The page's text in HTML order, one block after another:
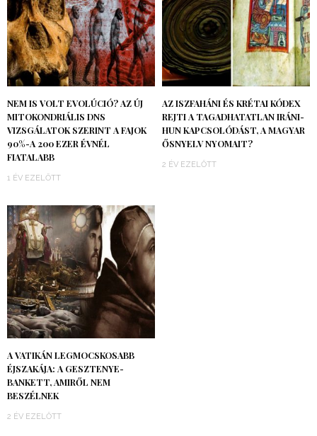
NEM IS VOLT EVOLÚCIÓ? AZ ÚJ
MITOKONDRIÁLIS DNS
VIZSGÁLATOK SZERINT A FAJOK
90%-A 200 EZER ÉVNÉL
FIATALABB
1 ÉV EZELŐTT
AZ ISZFAHÁNI ÉS KRÉTAI KÓDEX
REJTI A TAGADHATATLAN IRÁNI-
HUN KAPCSOLÓDÁST, A MAGYAR
ŐSNYELV NYOMAIT?
2 ÉV EZELŐTT
A VATIKÁN LEGMOCSKOSABB
ÉJSZAKÁJA: A GESZTENYE-
BANKETT, AMIRŐL NEM
BESZÉLNEK
2 ÉV EZELŐTT